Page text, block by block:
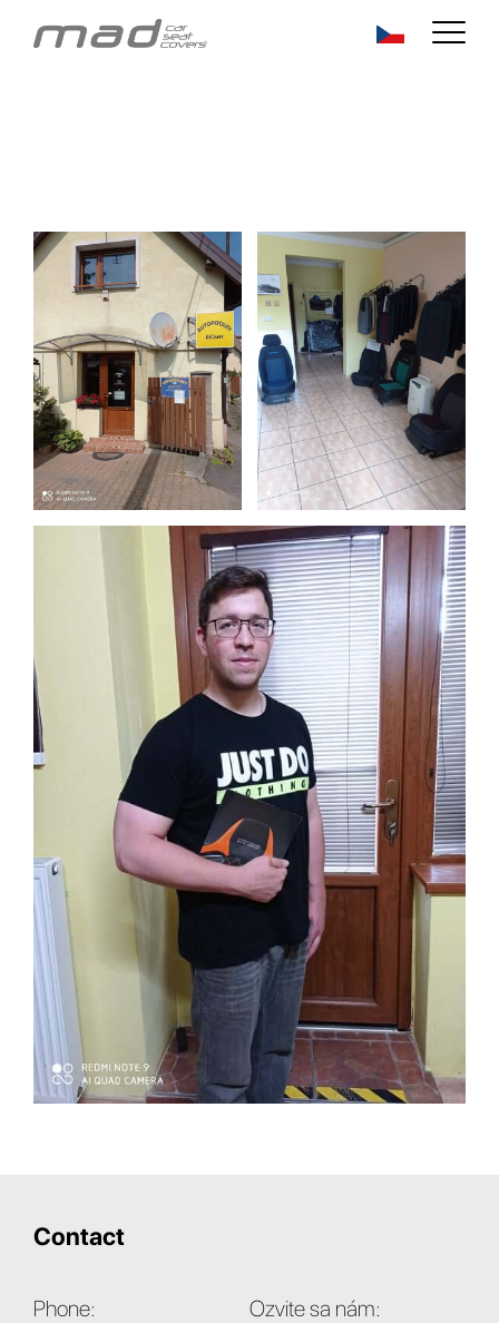
Contact
Phone: Ozvite sa nám: